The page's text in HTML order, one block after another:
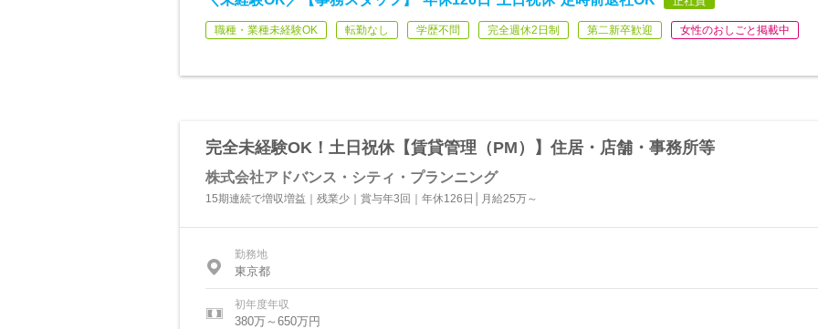
職種・業種未経験OK 転勤なし 学歴不問 完全週休2日制 第二新卒歓迎 女性のおしごと掲載中
完全未経験OK！土日祝休【賃貸管理（PM）】住居・店舗・事務所等
株式会社アドバンス・シティ・プランニング
15期連続で増収増益｜残業少｜賞与年3回｜年休126日│月給25万～
勤務地
東京都
初年度年収
380万～650万円